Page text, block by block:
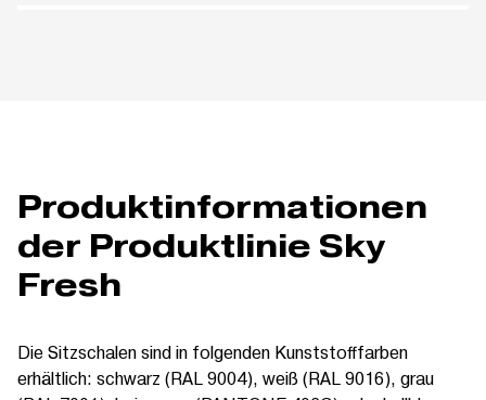
Produktinformationen
der Produktlinie Sky
Fresh
Die Sitzschalen sind in folgenden Kunststofffarben
erhältlich: schwarz (RAL 9004), weiß (RAL 9016), grau